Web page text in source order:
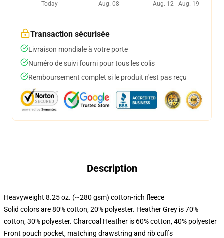
Today
Aug. 08
Aug. 12 - Aug. 19
Transaction sécurisée
Livraison mondiale à votre porte
Numéro de suivi fourni pour tous les colis
Remboursement complet si le produit n'est pas reçu
Description
Heavyweight 8.25 oz. (~280 gsm) cotton-rich fleece
Solid colors are 80% cotton, 20% polyester. Heather Grey is 70%
cotton, 30% polyester. Charcoal Heather is 60% cotton, 40% polyester
Front pouch pocket, matching drawstring and rib cuffs